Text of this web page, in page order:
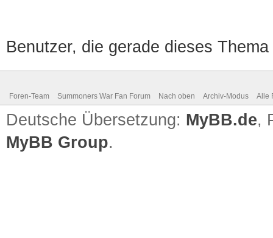
Benutzer, die gerade dieses
Foren-Team Summoners War Fan Forum Nach oben Archiv-Modus Alle
Deutsche Übersetzung: MyBB.de,
MyBB Group.